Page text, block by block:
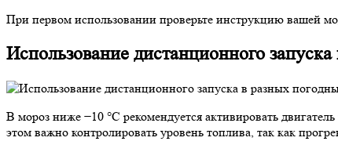
При первом использовании проверьте инструкцию вашей
Использование дистанционного
В мороз ниже −10 °C рекомендуется активировать
этом важно контролировать уровень топлива, так как